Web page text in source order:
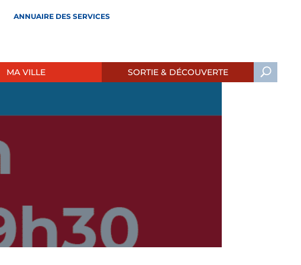
ANNUAIRE DES SERVICES
MA VILLE SORTIE & DÉCOUVERTE